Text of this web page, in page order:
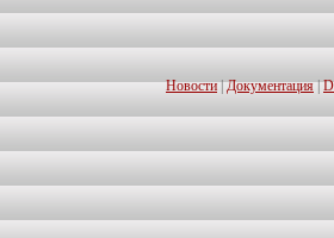
Новости|Документация|